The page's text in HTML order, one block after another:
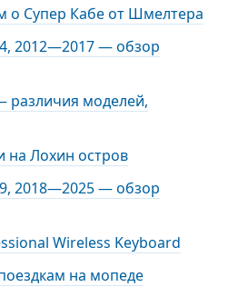
о Супер Кабе от Шмелтера
2012—2017 — обзор
различия моделей,
на Лохин остров
2018—2025 — обзор
Wireless Keyboard
на мопеде